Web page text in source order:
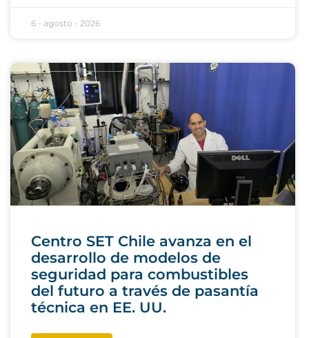
6 - agosto - 2026
Centro SET Chile avanza en el
desarrollo de modelos de
seguridad para combustibles
del futuro a través de pasantía
técnica en EE. UU.